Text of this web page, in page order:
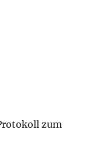
zum